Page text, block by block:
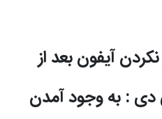
آیفون بعد از
: به وجود آمدن